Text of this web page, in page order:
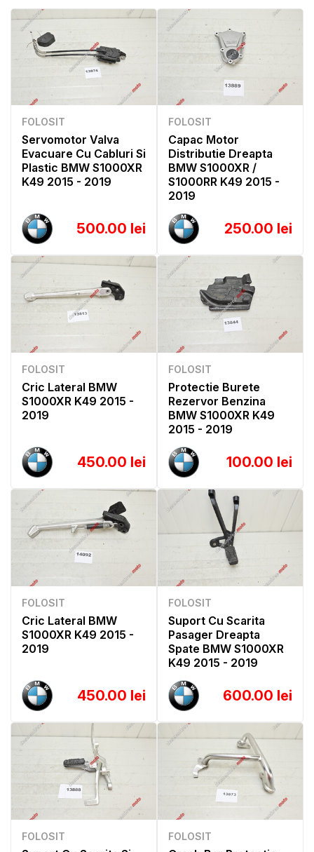
FOLOSIT
Servomotor Valva
Evacuare Cu Cabluri Si
Plastic BMW S1000XR
K49 2015 - 2019
500.00 lei
FOLOSIT
Capac Motor
Distributie Dreapta
BMW S1000XR /
S1000RR K49 2015 -
2019
250.00 lei
FOLOSIT
Cric Lateral BMW
S1000XR K49 2015 -
2019
450.00 lei
FOLOSIT
Protectie Burete
Rezervor Benzina
BMW S1000XR K49
2015 - 2019
100.00 lei
FOLOSIT
Cric Lateral BMW
S1000XR K49 2015 -
2019
450.00 lei
FOLOSIT
Suport Cu Scarita
Pasager Dreapta
Spate BMW S1000XR
K49 2015 - 2019
600.00 lei
FOLOSIT FOLOSIT